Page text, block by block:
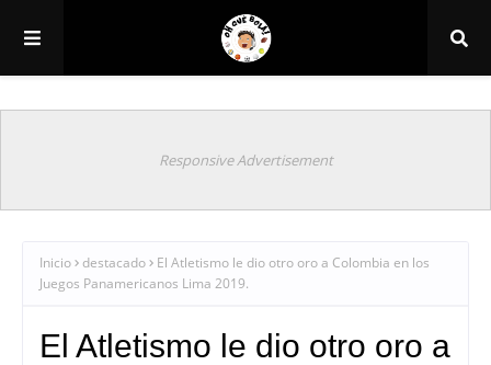
Responsive Advertisement
Inicio destacado
El Atletismo le dio otro oro a Colombia en los
Juegos Panamericanos Lima 2019.
El Atletismo le dio otro oro a